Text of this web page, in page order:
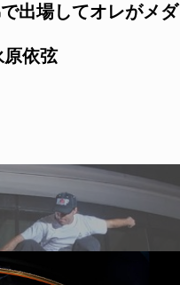
出場してオレがメダ
依弦